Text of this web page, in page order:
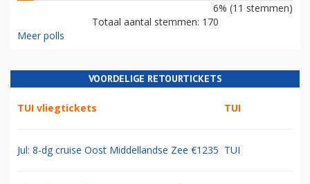
6% (11 stemmen)
Totaal aantal stemmen: 170
Meer polls
VOORDELIGE RETOURTICKETS
TUI vliegtickets TUI
Jul: 8-dg cruise Oost Middellandse Zee €1235 TUI